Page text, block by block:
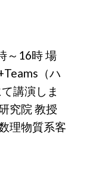
～16時 場
（ハ
講演しま
究院 教授
物質系客